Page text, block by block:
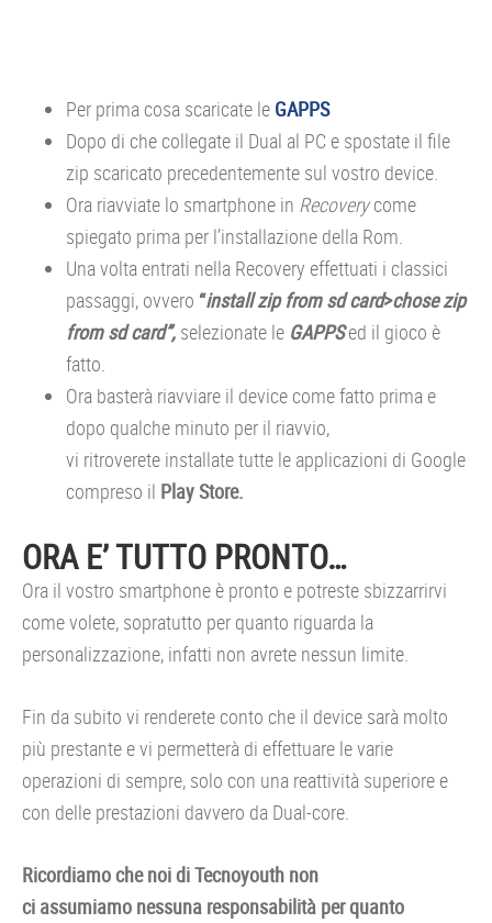
Per prima cosa scaricate le GAPPS
Dopo di che collegate il Dual al PC e spostate il file
zip scaricato precedentemente sul vostro device.
Ora riavviate lo smartphone in Recoverycome
spiegato prima per l’installazione della Rom.
Una volta entrati nella Recovery effettuati i classici
passaggi, ovvero “install zip from sd card>chose zip
from sd card”, selezionate le GAPPSed il gioco è
fatto.
Ora basterà riavviare il device come fatto prima e
dopo qualche minuto per il riavvio,
vi ritroverete installate tutte le applicazioni di Google
compreso il Play Store.
ORA E’ TUTTO PRONTO…
Ora il vostro smartphone è pronto e potreste sbizzarrirvi
come volete, sopratutto per quanto riguarda la
personalizzazione, infatti non avrete nessun limite.
Fin da subito vi renderete conto che il device sarà molto
più prestante e vi permetterà di effettuare le varie
operazioni di sempre, solo con una reattività superiore e
con delle prestazioni davvero da Dual-core.
Ricordiamo che noi di Tecnoyouth non
ci assumiamo nessuna responsabilità per quanto